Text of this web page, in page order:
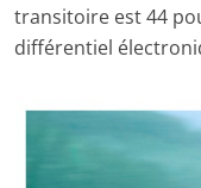
transitoire est 44
différentiel